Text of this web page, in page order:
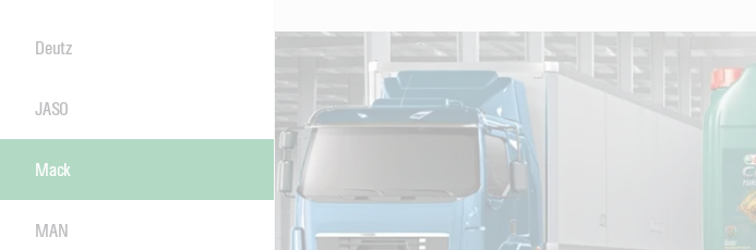
Deutz
JASO
Mack
MAN